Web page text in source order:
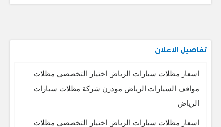
تفاصيل الاعلان
اسعار مظلات سيارات الرياض اختيار التخصصي مظلات
مواقف السيارات الرياض مودرن شركة مظلات سيارات
الرياض
اسعار مظلات سيارات الرياض اختيار التخصصي مظلات